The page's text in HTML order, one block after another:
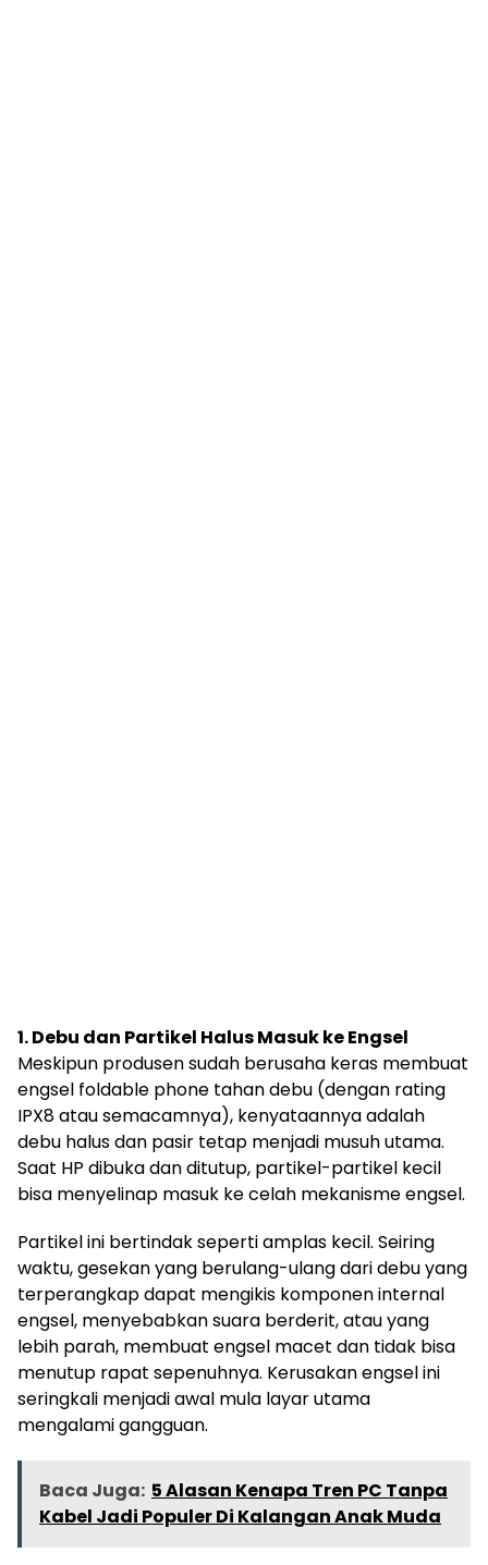
1. Debu dan Partikel Halus Masuk ke Engsel
Meskipun produsen sudah berusaha keras membuat
engsel foldable phone tahan debu (dengan rating
IPX8 atau semacamnya), kenyataannya adalah
debu halus dan pasir tetap menjadi musuh utama.
Saat HP dibuka dan ditutup, partikel-partikel kecil
bisa menyelinap masuk ke celah mekanisme engsel.
Partikel ini bertindak seperti amplas kecil. Seiring
waktu, gesekan yang berulang-ulang dari debu yang
terperangkap dapat mengikis komponen internal
engsel, menyebabkan suara berderit, atau yang
lebih parah, membuat engsel macet dan tidak bisa
menutup rapat sepenuhnya. Kerusakan engsel ini
seringkali menjadi awal mula layar utama
mengalami gangguan.
Baca Juga: 5 Alasan Kenapa Tren PC Tanpa
Kabel Jadi Populer Di Kalangan Anak Muda